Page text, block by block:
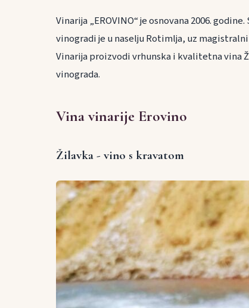
Vinarija „EROVINO“ je osnovana 2006.
vinogradi je u naselju Rotimlja, uz
Vinarija proizvodi vrhunska i kvalitetna vina
vinograda.
Vina vinarije Erovino
Žilavka - vino s kravatom